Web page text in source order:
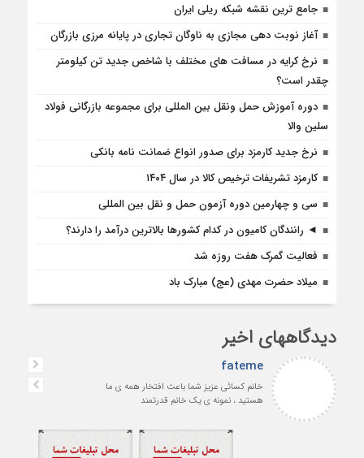
جامع ترین نقشه شبکه ریلی ایران
آغاز نوبت دهی مجازی به ناوگان تجاری در پایانه مرزی بازرگان
نرخ کرایه در مسافت‌ های مختلف با شاخص جدید تن کیلومتر
چقدر است؟
دوره آموزش حمل ونقل بین المللی برای مجموعه بازرگانی فولاد
سلین والا
نرخ جدید کارمزد برای صدور انواع ضمانت نامه بانکی
کارمزد تشریفات ترخیص کالا در سال ۱۴۰۴
سی و چهارمین دوره آزمون حمل و نقل بین المللی
◄ رانندگان کامیون در کدام کشورها بالاترین درآمد را دارند؟
فعالیت گمرک هفت روزه شد
میلاد حضرت مهدی (عج) مبارک باد
دیدگاههای اخیر
fateme
خانم کسائی عزیز شما باعث افتخار همه ی ما
هستید ، نمونه ی یک خانم قدرتمند